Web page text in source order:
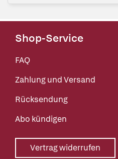
Shop-Service
FAQ
Zahlung und Versand
Rücksendung
Abo kündigen
Vertrag widerrufen